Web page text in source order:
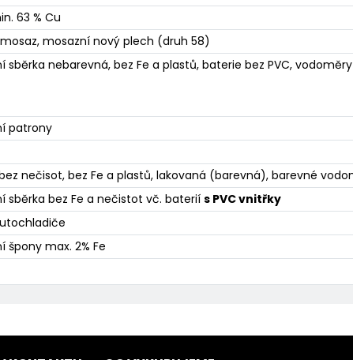
63 % Cu
mosazní nový plech (druh 58)
sběrka nebarevná, bez Fe a plastů, baterie bez PVC,
patrony
nečisot, bez Fe a plastů, lakovaná (barevná), barevné
sběrka bez Fe a nečistot vč. baterií s PVC vnitřky
max. 2% Fe